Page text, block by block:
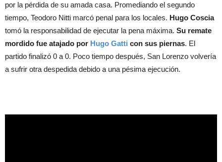
por la pérdida de su amada casa. Promediando el segundo
tiempo, Teodoro Nitti marcó penal para los locales. Hugo Coscia
tomó la responsabilidad de ejecutar la pena máxima. Su remate
mordido fue atajado por Hugo Gatti con sus piernas. El
partido finalizó 0 a 0. Poco tiempo después, San Lorenzo volvería
a sufrir otra despedida debido a una pésima ejecución.